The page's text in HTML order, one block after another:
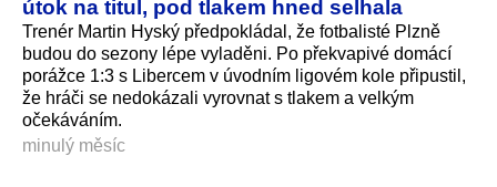
útok na titul, pod tlakem hned selhala
Trenér Martin Hyský předpokládal, že fotbalisté Plzně
budou do sezony lépe vyladěni. Po překvapivé domácí
porážce 1:3 s Libercem v úvodním ligovém kole připustil,
že hráči se nedokázali vyrovnat s tlakem a velkým
očekáváním.
minulý měsíc